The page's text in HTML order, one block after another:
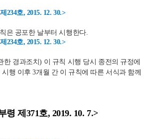
234호, 2015. 12. 30.>
은 공포한 날부터 시행한다.
234호, 2015. 12. 30.>
한 경과조치) 이 규칙 시행 당시 종전의 규정에
행 이후 3개월 간 이 규칙에 따른 서식과 함께
령 제371호, 2019. 10. 7.>